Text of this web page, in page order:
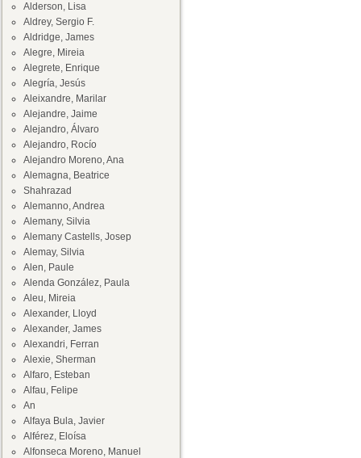
Alderson, Lisa
Aldrey, Sergio F.
Aldridge, James
Alegre, Mireia
Alegrete, Enrique
Alegría, Jesús
Aleixandre, Marilar
Alejandre, Jaime
Alejandro, Álvaro
Alejandro, Rocío
Alejandro Moreno, Ana
Alemagna, Beatrice
Shahrazad
Alemanno, Andrea
Alemany, Silvia
Alemany Castells, Josep
Alemay, Silvia
Alen, Paule
Alenda González, Paula
Aleu, Mireia
Alexander, Lloyd
Alexander, James
Alexandri, Ferran
Alexie, Sherman
Alfaro, Esteban
Alfau, Felipe
An
Alfaya Bula, Javier
Alférez, Eloísa
Alfonseca Moreno, Manuel